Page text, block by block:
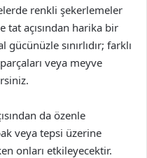
renkli şekerlemeler
açısından harika bir
sınırlıdır; farklı
veya meyve
da özenle
veya tepsi üzerine
onları etkileyecektir.